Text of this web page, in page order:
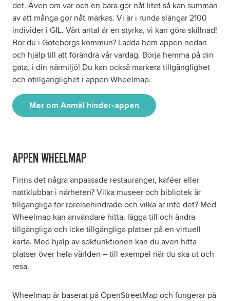
det. Även om var och en bara gör nåt litet så kan summan
av att många gör nåt märkas. Vi är i runda slängar 2100
individer i GIL. Vårt antal är en styrka, vi kan göra skillnad!
Bor du i Göteborgs kommun? Ladda hem appen nedan
och hjälp till att förändra vår vardag. Börja hemma på din
gata, i din närmiljö! Du kan också markera tillgänglighet
och otillgänglighet i appen Wheelmap.
Mer om Anmäl hinder-appen
APPEN WHEELMAP
Finns det några anpassade restauranger, kaféer eller
nattklubbar i närheten? Vilka museer och bibliotek är
tillgängliga för rörelsehindrade och vilka är inte det? Med
Wheelmap kan användare hitta, lägga till och ändra
tillgängliga och icke tillgängliga platser på en virtuell
karta. Med hjälp av sökfunktionen kan du även hitta
platser över hela världen – till exempel när du ska ut och
resa.
Wheelmap är baserat på OpenStreetMap och fungerar på